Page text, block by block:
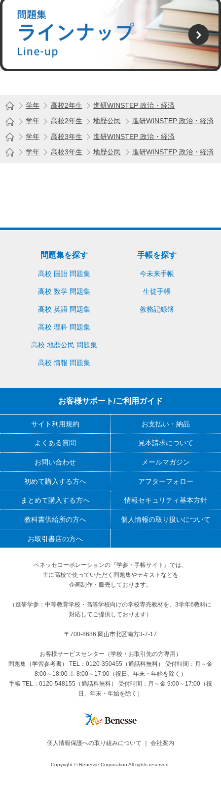
学年 高校2年生
進研WINSTEP 政治・経済
学年
高校2年生 地歴公民
進研WINSTEP 政治・経済
学年
高校3年生
進研WINSTEP 政治・経済
学年
高校3年生 地歴公民 進研WINSTEP 政治・経済
問題集を探す
高校 国語 問題集
高校 数学 問題集
高校 英語 問題集
高校 理科 問題集
高校 地歴公民 問題集
高校 情報 問題集
手帳を探す
今未来手帳
生徒手帳
教務記録簿
お客様サポート/ご利用ガイド
サイト利用規約 お支払い・納品
よくある質問 見本請求について
お問い合わせ メールマガジン
初めて購入する方へ アフターフォロー
まとめて購入する方へ 情報セキュリティ基本方針
教科書供給所の方へ 個人情報の取り扱いについて
お取引書店の方へ
ベネッセコーポレーションの『学参・手帳サイト』 では、
主に高校で使っていただく問題集やテキストなどを
企画制作・販売しております。
（進研学参：中等教育学校・高等学校向けの学校専売教材を、3学年6教科に
対応してご提供しております）
〒700-8686 岡山市北区南方3-7-17
お客様サービスセンター（学校・お取引先の方専用）
問題集（学習参考書） TEL：0120-350455（通話料無料） 受付時間：月～金
8:00～18:00 土 8:00～17:00（祝日、年末・年始を除く）
手帳 TEL：0120-548155（通話料無料） 受付時間：月～金 9:00～17:00（祝
日、年末・年始を除く）
個人情報保護への取り組みについて ｜ 会社案内
Copyright © Benesse Corporation All rights reserved.